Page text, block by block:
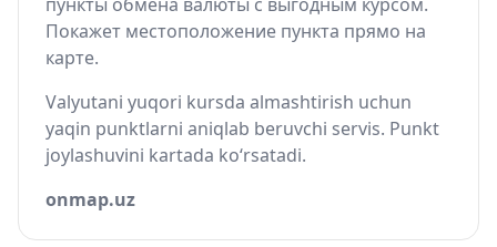
Покажет местоположение пункта прямо на
карте.
Valyutani yuqori kursda almashtirish uchun
yaqin punktlarni aniqlab beruvchi servis. Punkt
joylashuvini kartada ko‘rsatadi.
onmap.uz